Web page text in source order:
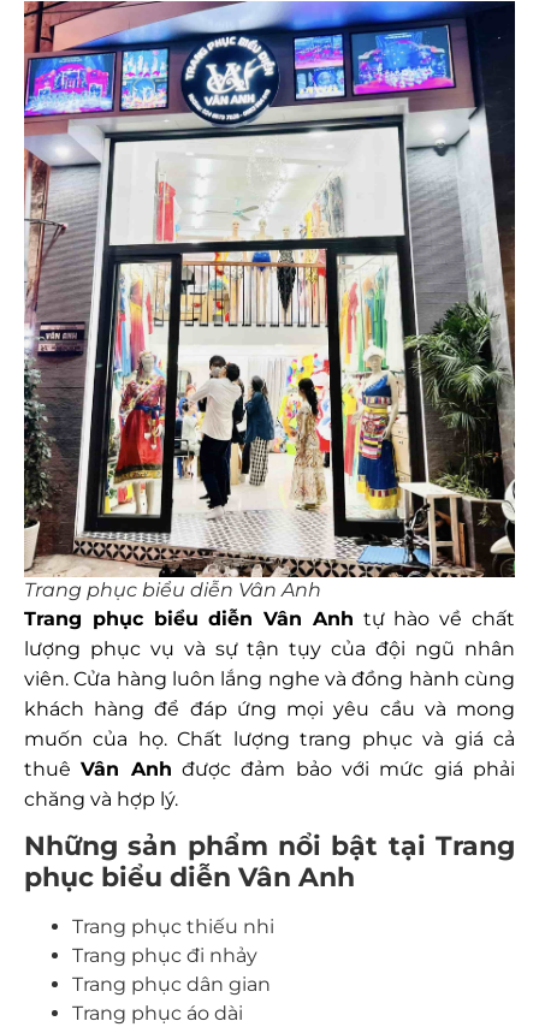
Trang phục biểu diễn Vân Anh
Trang phục biểu diễn Vân Anh tự hào về chất
lượng phục vụ và sự tận tụy của đội ngũ nhân
viên. Cửa hàng luôn lắng nghe và đồng hành cùng
khách hàng để đáp ứng mọi yêu cầu và mong
muốn của họ. Chất lượng trang phục và giá cả
thuêVân Anh được đảm bảo với mức giá phải
chăng và hợp lý.
Những sản phẩm nổi bật tại Trang
phục biểu diễn Vân Anh
Trang phục thiếu nhi
Trang phục đi nhảy
Trang phục dân gian
Trang phục áo dài